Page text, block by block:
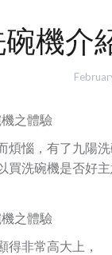
機介
煩惱 ，有了九陽
買洗碗機是否好主
得非常高大上，